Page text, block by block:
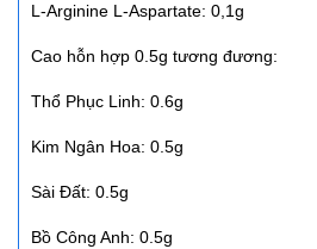
L-Arginine L-Aspartate: 0,1g
Cao hỗn hợp 0.5g tương đương:
Thổ Phục Linh: 0.6g
Kim Ngân Hoa: 0.5g
Sài Đất: 0.5g
Bồ Công Anh: 0.5g